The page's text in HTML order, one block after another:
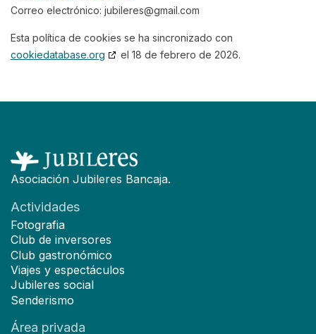
Correo electrónico: jubileres@gmail.com
Esta política de cookies se ha sincronizado con
cookiedatabase.org
el 18 de febrero de 2026.
Asociación Jubileres Bancaja.
Actividades
Fotografia
Club de inversores
Club gastronómico
Viajes y espectáculos
Jubileres social
Senderismo
Área privada